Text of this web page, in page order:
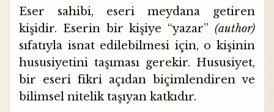
Eser sahibi, eseri meydana getiren
kişidir. Eserin bir kişiye “yazar” (author)
sıfatıyla isnat edilebilmesi için, o kişinin
hususiyetini taşıması gerekir. Hususiyet,
bir eseri fikri açıdan biçimlendiren ve
bilimsel nitelik taşıyan katkıdır.